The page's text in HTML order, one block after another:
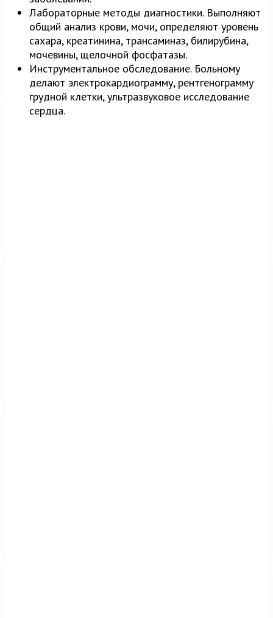
Лабораторные методы диагностики. Выполняют
общий анализ крови, мочи, определяют уровень
сахара, креатинина, трансаминаз, билирубина,
мочевины, щелочной фосфатазы.
Инструментальное обследование. Больному
делают электрокардиограмму, рентгенограмму
грудной клетки, ультразвуковое исследование
сердца.